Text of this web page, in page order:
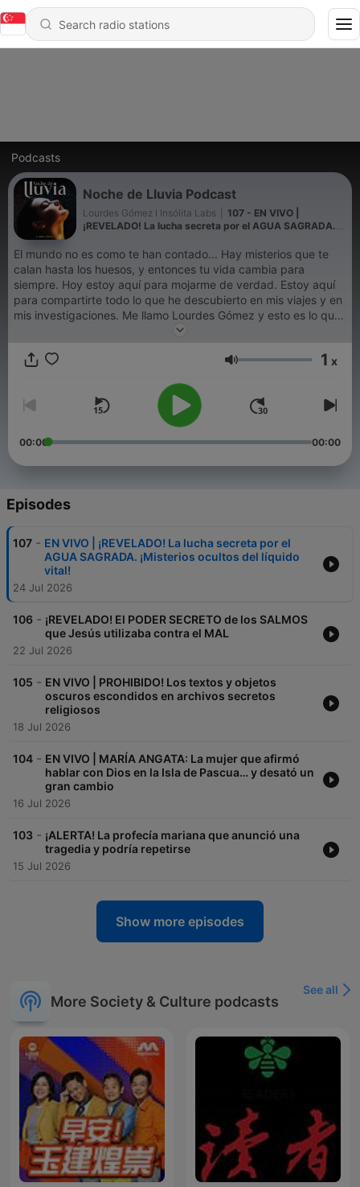
Podcasts
Noche de Lluvia Podcast
Lourdes Gómez I Insólita Labs
107 - EN VIVO |
¡REVELADO! La lucha secreta por el AGUA SAGRADA.
El mundo no es como te han contado... Hay misterios que te
calan hasta los huesos, y entonces tu vida cambia para
siempre. Hoy estoy aquí para mojarme de verdad. Estoy aquí
para compartirte todo lo que he descubierto en mis viajes y en
mis investigaciones. Me llamo Lourdes Gómez y esto es lo que
te contaría…. en una Noche de Lluvia. 🌧️
Volume 1 x
00:00 00:00
Episodes
107 - EN VIVO | ¡REVELADO! La lucha secreta por el
AGUA SAGRADA. ¡Misterios ocultos del líquido
vital!
24 Jul 2026
106 - ¡REVELADO! El PODER SECRETO de los SALMOS
que Jesús utilizaba contra el MAL
22 Jul 2026
105 - EN VIVO | PROHIBIDO! Los textos y objetos
oscuros escondidos en archivos secretos
religiosos
18 Jul 2026
104 - EN VIVO | MARÍA ANGATA: La mujer que afirmó
hablar con Dios en la Isla de Pascua… y desató un
gran cambio
16 Jul 2026
103 - ¡ALERTA! La profecía mariana que anunció una
tragedia y podría repetirse
15 Jul 2026
Show more episodes
More Society & Culture podcasts
See all